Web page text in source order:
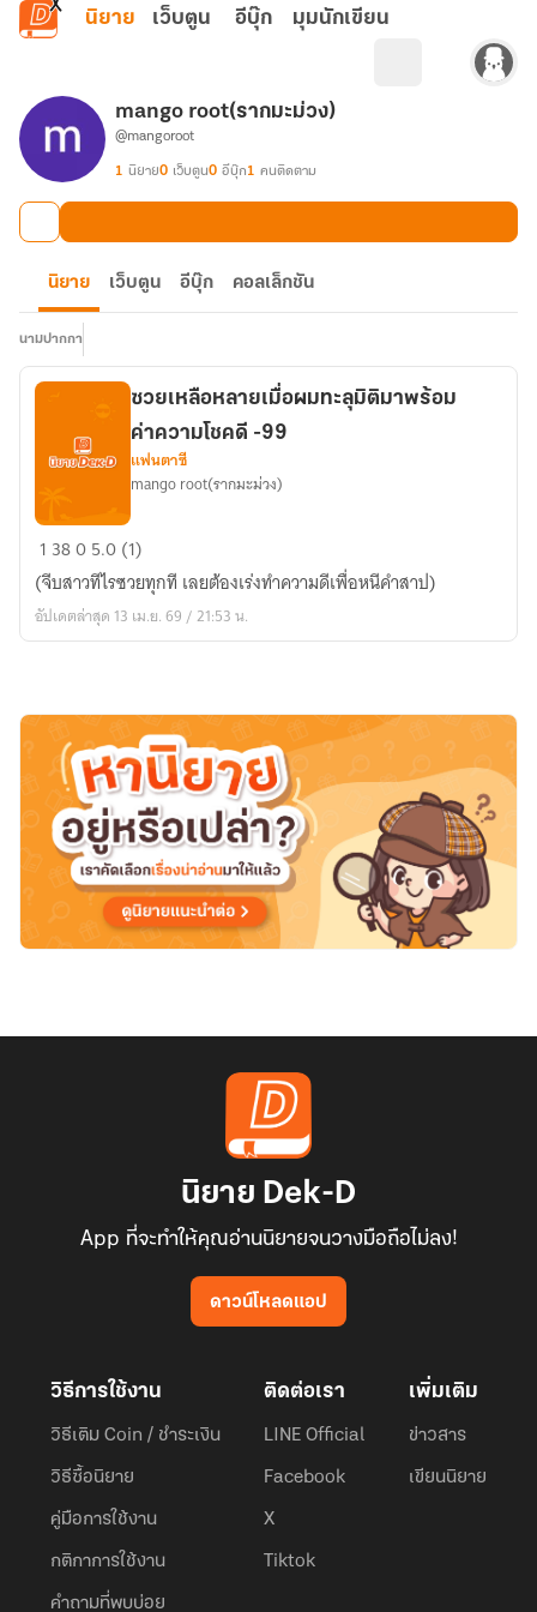
ข้ามไปยังเนื้อหาหลัก
นิยาย เว็บตูน อีบุ๊ก มุมนักเขียน
mango root(รากมะม่วง)
@mangoroot
1 นิยาย0 เว็บตูน0 อีบุ๊ก1 คนติดตาม
นิยาย เว็บตูน อีบุ๊ก คอลเล็กชัน
นามปากกา
ซวย
เหลือ
หลาย
เมื่อ
มิติ
มา
พร้อม
ความ
โชค
-99
ซวยเหลือหลายเมื่อผมทะลุมิติมาพร้อม
ค่าความโชคดี -99
แฟนตาซี
mango root(รากมะม่วง)
1 3805.0 (1)
(จีบสาวทีไรซวยทุกที เลยต้องเร่งทำความดีเพื่อหนีคำสาป)
อัปเดตล่าสุด 13 เม.ย. 69 / 21:53 น.
นิยาย Dek-D
App ที่จะทำให้คุณอ่านนิยายจนวางมือถือไม่ลง!
ดาวน์โหลดแอป
วิธีการใช้งาน
วิธีเติม Coin / ชำระเงิน
วิธีซื้อนิยาย
คู่มือการใช้งาน
กติกาการใช้งาน
คำถามที่พบบ่อย
ติดต่อเรา
LINE Official
Facebook
X
Tiktok
เพิ่มเติม
ข่าวสาร
เขียนนิยาย